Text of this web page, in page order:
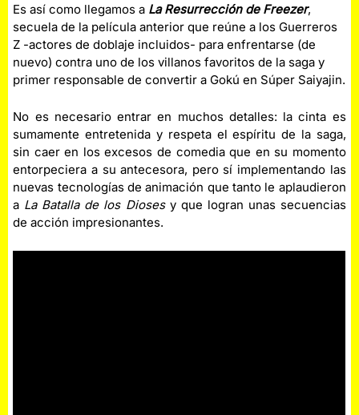
Es así como llegamos a La Resurrección de Freezer,
secuela de la película anterior que reúne a los Guerreros
Z -actores de doblaje incluidos- para enfrentarse (de
nuevo) contra uno de los villanos favoritos de la saga y
primer responsable de convertir a Gokú en Súper Saiyajin.
No es necesario entrar en muchos detalles: la cinta es
sumamente entretenida y respeta el espíritu de la saga,
sin caer en los excesos de comedia que en su momento
entorpeciera a su antecesora, pero sí implementando las
nuevas tecnologías de animación que tanto le aplaudieron
a La Batalla de los Diosesy que logran unas secuencias
de acción impresionantes.